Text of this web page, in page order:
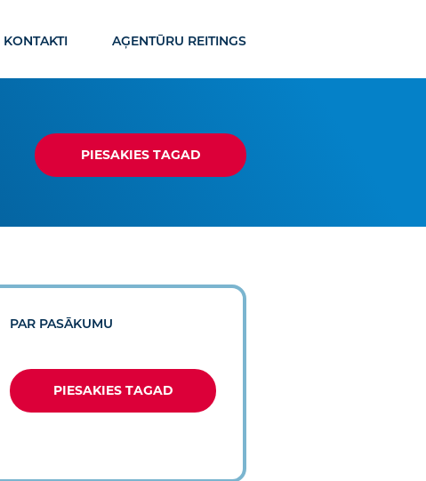
KONTAKTI AĢENTŪRU REITINGS
PIESAKIES TAGAD
PAR PASĀKUMU
PIESAKIES TAGAD